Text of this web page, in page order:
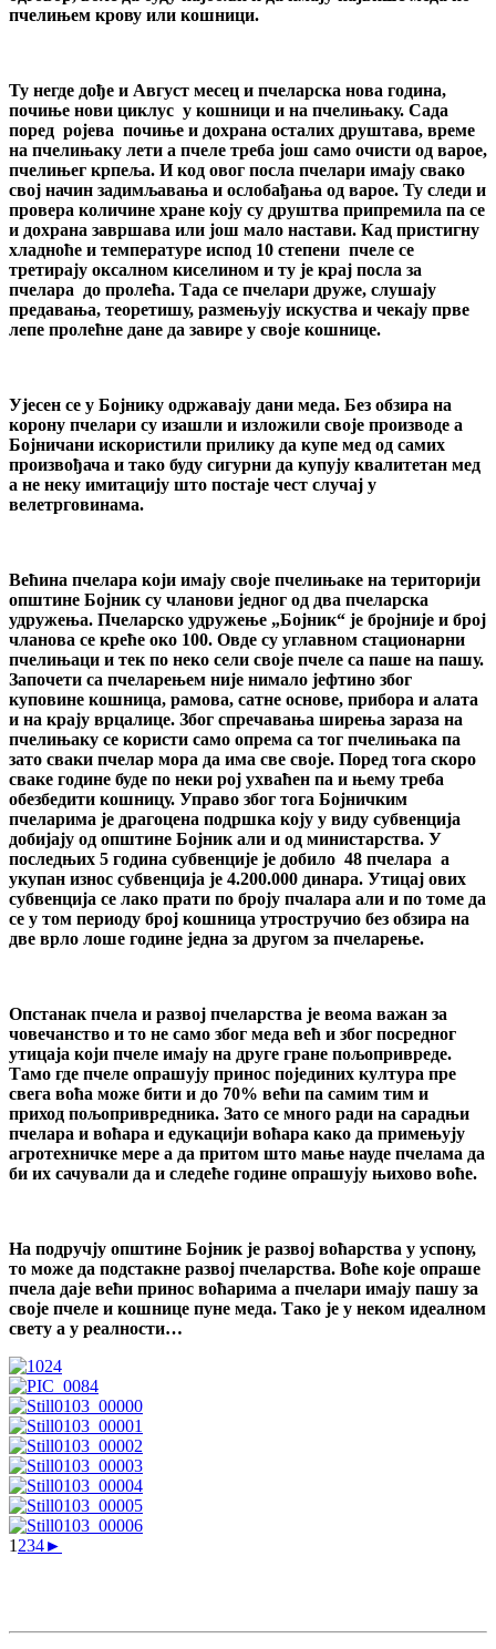
пчелињем крову или кошници.
Ту негде дође и Август месец и пчеларска нова година,
почиње нови циклус у кошници и на пчелињаку. Сада
поред ројева почиње и дохрана осталих друштава, време
на пчелињаку лети а пчеле треба још само очисти од варое,
пчелињег крпеља. И код овог посла пчелари имају свако
свој начин задимљавања и ослобађања од варое. Ту следи и
провера количине хране коју су друштва припремила па се
и дохрана завршава или још мало настави. Кад пристигну
хладноће и температуре испод 10 степени пчеле се
третирају оксалном киселином и ту је крај посла за
пчелара до пролећа. Тада се пчелари друже, слушају
предавања, теоретишу, размењују искуства и чекају прве
лепе пролећне дане да завире у своје кошнице.
Ујесен се у Бојнику одржавају дани меда. Без обзира на
корону пчелари су изашли и изложили своје производе а
Бојничани искористили прилику да купе мед од самих
произвођача и тако буду сигурни да купују квалитетан мед
а не неку имитацију што постаје чест случај у
велетрговинама.
Већина пчелара који имају своје пчелињаке на територији
општине Бојник су чланови једног од два пчеларска
удружења. Пчеларско удружење „Бојник“ је бројније и број
чланова се креће око 100. Овде су углавном стационарни
пчелињаци и тек по неко сели своје пчеле са паше на пашу.
Започети са пчеларењем није нимало јефтино због
куповине кошница, рамова, сатне основе, прибора и алата
и на крају врцалице. Због спречавања ширења зараза на
пчелињаку се користи само опрема са тог пчелињака па
зато сваки пчелар мора да има све своје. Поред тога скоро
сваке године буде по неки рој ухваћен па и њему треба
обезбедити кошницу. Управо због тога Бојничким
пчеларима је драгоцена подршка коју у виду субвенција
добијају од општине Бојник али и од министарства. У
последњих 5 година субвенције је добило 48 пчелара а
укупан износ субвенција је 4.200.000 динара. Утицај ових
субвенција се лако прати по броју пчалара али и по томе да
се у том периоду број кошница утростручио без обзира на
две врло лоше године једна за другом за пчеларење.
Опстанак пчела и развој пчеларства је веома важан за
човечанство и то не само због меда већ и због посредног
утицаја који пчеле имају на друге гране пољопривреде.
Тамо где пчеле опрашују принос појединих култура пре
свега воћа може бити и до 70% већи па самим тим и
приход пољопривредника. Зато се много ради на сарадњи
пчелара и воћара и едукацији воћара како да примењују
агротехничке мере а да притом што мање науде пчелама да
би их сачували да и следеће године опрашују њихово воће.
На подручју општине Бојник је развој воћарства у успону,
то може да подстакне развој пчеларства. Воће које опраше
пчела даје већи принос воћарима а пчелари имају пашу за
своје пчеле и кошнице пуне меда. Тако је у неком идеалном
свету а у реалности…
1 234►